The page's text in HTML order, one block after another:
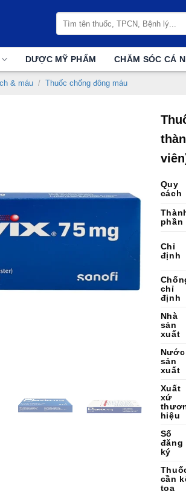
kiếm:
DƯỢC MỸ PHẨM CHĂM SÓC CÁ
& máu / Thuốc chống đông máu
Quy
cách
phần
Chỉ
định
chỉ
định
Nhà
sản
xuất
Nước
sản
xuất
Xuất
xứ
hiệu
Số
đăng
ký
cần
toa